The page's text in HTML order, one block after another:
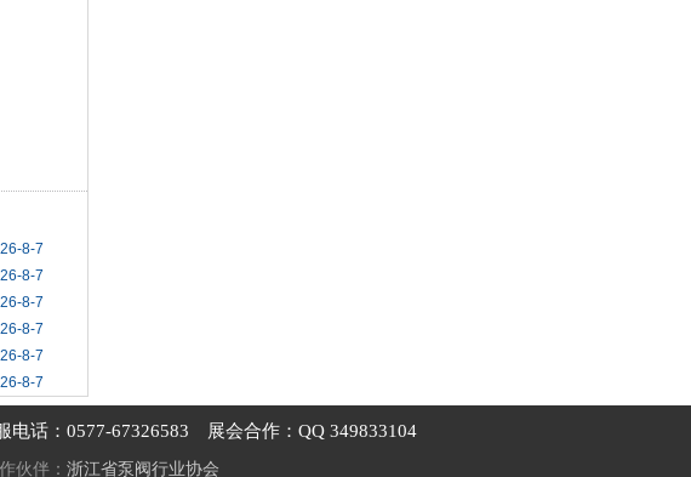
8-7
8-7
8-7
8-7
8-7
8-7
电话：0577-67326583 展会合作：QQ 349833104
伙伴： 浙江省泵阀行业协会